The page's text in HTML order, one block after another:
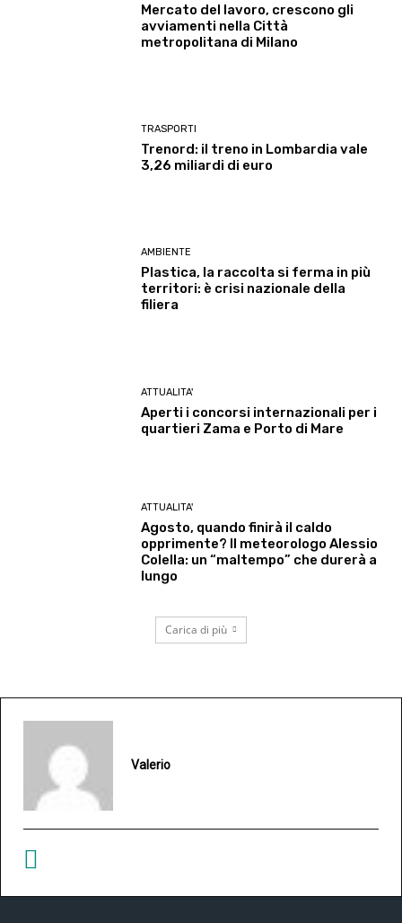
Mercato del lavoro, crescono gli
avviamenti nella Città
metropolitana di Milano
TRASPORTI
Trenord: il treno in Lombardia vale
3,26 miliardi di euro
AMBIENTE
Plastica, la raccolta si ferma in più
territori: è crisi nazionale della
filiera
ATTUALITA'
Aperti i concorsi internazionali per i
quartieri Zama e Porto di Mare
ATTUALITA'
Agosto, quando finirà il caldo
opprimente? Il meteorologo Alessio
Colella: un “maltempo” che durerà a
lungo
Carica di più
Valerio